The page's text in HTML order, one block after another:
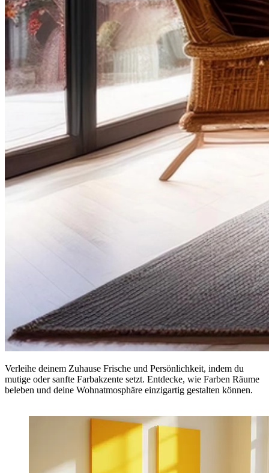
Verleihe deinem Zuhause Frische und Persönlichkeit, indem du
mutige oder sanfte Farbakzente setzt. Entdecke, wie Farben Räume
beleben und deine Wohnatmosphäre einzigartig gestalten können.